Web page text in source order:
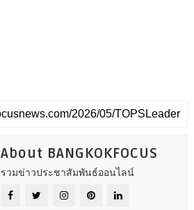
About BANGKOKFOCUS
รวมข่าวประชาสัมพันธ์ออนไลน์